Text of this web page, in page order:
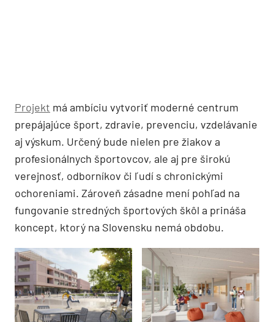
Projekt má ambíciu vytvoriť moderné centrum
prepájajúce šport, zdravie, prevenciu, vzdelávanie
aj výskum. Určený bude nielen pre žiakov a
profesionálnych športovcov, ale aj pre širokú
verejnosť, odborníkov či ľudí s chronickými
ochoreniami. Zároveň zásadne mení pohľad na
fungovanie stredných športových škôl a prináša
koncept, ktorý na Slovensku nemá obdobu.